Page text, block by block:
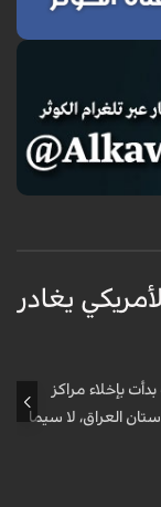
يغادر
بإخلاء مراكز
العراق، لا سيما